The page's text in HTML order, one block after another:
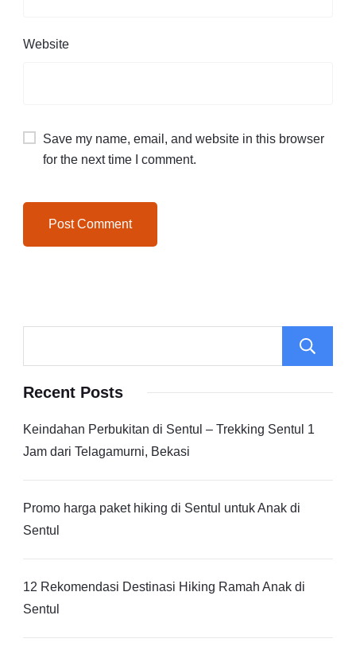
Website
Save my name, email, and website in this browser
for the next time I comment.
Recent Posts
Keindahan Perbukitan di Sentul – Trekking Sentul 1
Jam dari Telagamurni, Bekasi
Promo harga paket hiking di Sentul untuk Anak di
Sentul
12 Rekomendasi Destinasi Hiking Ramah Anak di
Sentul